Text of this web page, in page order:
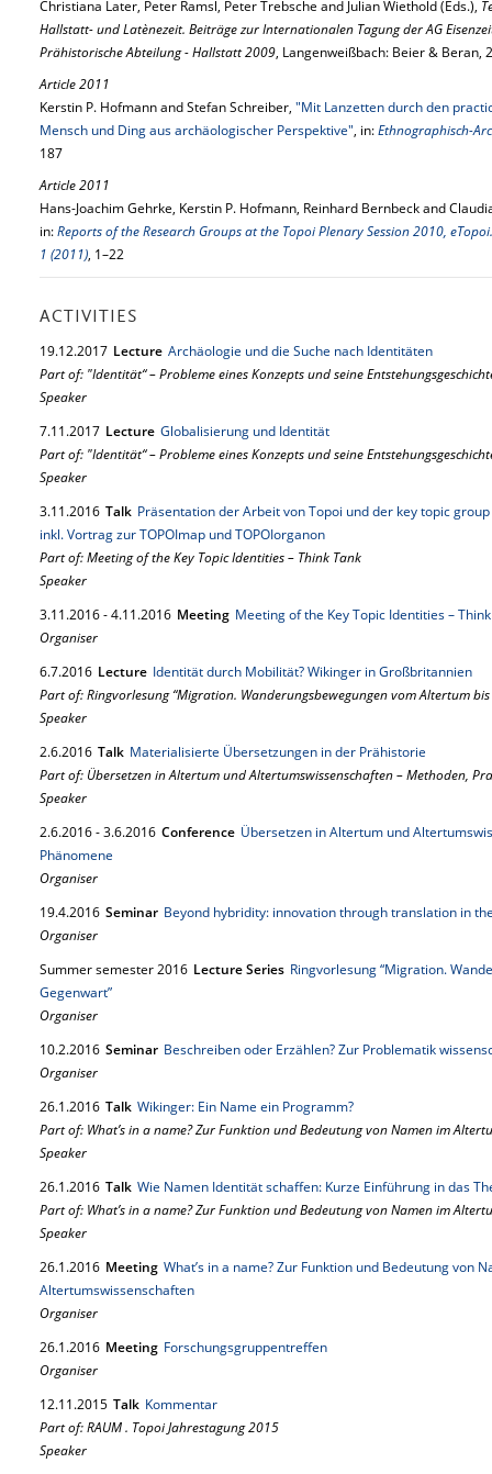
Christiana Later, Peter Ramsl, Peter Trebsche and Julian Wiethold (Eds.),
Hallstatt- und Latènezeit. Beiträge zur Internationalen Tagung der AG
Prähistorische Abteilung - Hallstatt 2009, Langenweißbach: Beier & Beran,
Article 2011
Kerstin P. Hofmann and Stefan Schreiber, "Mit Lanzetten durch den
Mensch und Ding aus archäologischer Perspektive", in:Ethnographisch-
187
Article 2011
Hans-Joachim Gehrke, Kerstin P. Hofmann, Reinhard Bernbeck and
in:Reports of the Research Groups at the Topoi Plenary Session 2010,
1 (2011), 1–22
ACTIVITIES
19.12.2017 Lecture Archäologie und die Suche nach Identitäten
Part of: "Identität“ – Probleme eines Konzepts und seine
Speaker
7.11.2017 Lecture Globalisierung und Identität
Part of: "Identität“ – Probleme eines Konzepts und seine
Speaker
3.11.2016 Talk Präsentation der Arbeit von Topoi und der key topic
inkl. Vortrag zur TOPOImap und TOPOIorganon
Part of: Meeting of the Key Topic Identities – Think Tank
Speaker
3.11.2016-4.11.2016 Meeting Meeting of the Key Topic Identities –
Organiser
6.7.2016 Lecture Identität durch Mobilität? Wikinger in Großbritannien
Part of: Ringvorlesung “Migration. Wanderungsbewegungen vom Altertum
Speaker
2.6.2016 Talk Materialisierte Übersetzungen in der Prähistorie
Part of: Übersetzen in Altertum und Altertumswissenschaften – Methoden,
Speaker
2.6.2016-3.6.2016 Conference Übersetzen in Altertum und
Phänomene
Organiser
19.4.2016 Seminar Beyond hybridity: innovation through translation in
Organiser
Summer semester 2016 Lecture Series Ringvorlesung “Migration.
Gegenwart”
Organiser
10.2.2016 Seminar Beschreiben oder Erzählen? Zur Problematik
Organiser
26.1.2016 Talk Wikinger: Ein Name ein Programm?
Part of: What’s in a name? Zur Funktion und Bedeutung von Namen im
Speaker
26.1.2016 Talk Wie Namen Identität schaffen: Kurze Einführung in das
Part of: What’s in a name? Zur Funktion und Bedeutung von Namen im
Speaker
26.1.2016 Meeting What’s in a name? Zur Funktion und Bedeutung von
Altertumswissenschaften
Organiser
26.1.2016 Meeting Forschungsgruppentreffen
Organiser
12.11.2015 Talk Kommentar
Part of: RAUM . Topoi Jahrestagung 2015
Speaker